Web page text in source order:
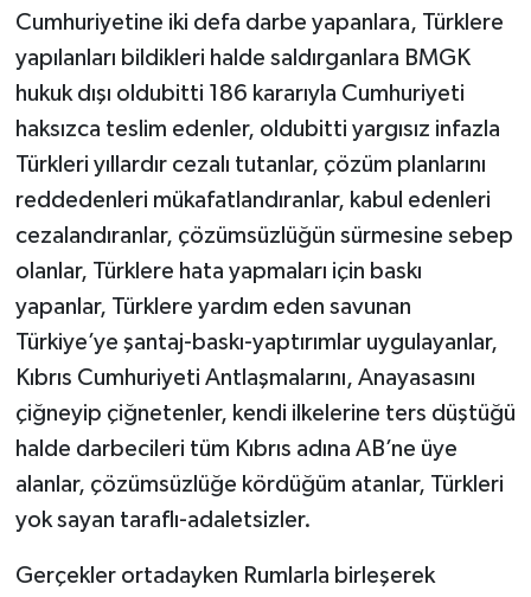
Cumhuriyetine iki defa darbe yapanlara, Türklere
yapılanları bildikleri halde saldırganlara BMGK
hukuk dışı oldubitti 186 kararıyla Cumhuriyeti
haksızca teslim edenler, oldubitti yargısız infazla
Türkleri yıllardır cezalı tutanlar, çözüm planlarını
reddedenleri mükafatlandıranlar, kabul edenleri
cezalandıranlar, çözümsüzlüğün sürmesine sebep
olanlar, Türklere hata yapmaları için baskı
yapanlar, Türklere yardım eden savunan
Türkiye’ye şantaj-baskı-yaptırımlar uygulayanlar,
Kıbrıs Cumhuriyeti Antlaşmalarını, Anayasasını
çiğneyip çiğnetenler, kendi ilkelerine ters düştüğü
halde darbecileri tüm Kıbrıs adına AB’ne üye
alanlar, çözümsüzlüğe kördüğüm atanlar, Türkleri
yok sayan taraflı-adaletsizler.
Gerçekler ortadayken Rumlarla birleşerek